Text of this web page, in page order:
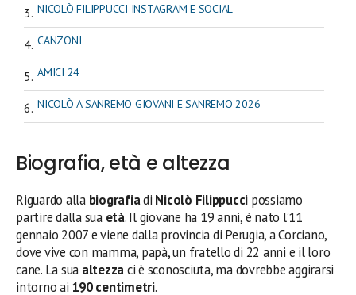
NICOLÒ FILIPPUCCI INSTAGRAM E SOCIAL
CANZONI
AMICI 24
NICOLÒ A SANREMO GIOVANI E SANREMO 2026
Biografia, età e altezza
Riguardo allabiografiadi Nicolò Filippucci possiamo
partire dalla sua età. Il giovane ha 19 anni, è nato l’11
gennaio 2007 e viene dalla provincia di Perugia, a Corciano,
dove vive con mamma, papà, un fratello di 22 anni e il loro
cane. La sua altezzaci è sconosciuta, ma dovrebbe aggirarsi
intorno ai 190 centimetri.